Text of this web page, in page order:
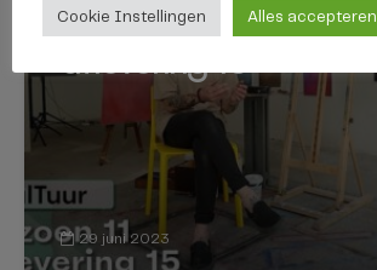
CulTuur – Seizoen 11,
aflevering 15
29 juni 2023
Cookie Instellingen Alles accepteren